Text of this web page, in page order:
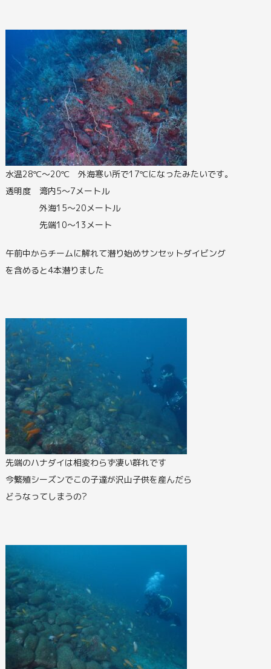
水温28℃〜20℃ 外海寒い所で17℃になったみたいです。
透明度 湾内5〜7メートル
外海15〜20メートル
先端10〜13メート
午前中からチームに解れて潜り始めサンセットダイビング
を含めると4本潜りました
先端のハナダイは相変わらず凄い群れです
今繁殖シーズンでこの子達が沢山子供を産んだら
どうなってしまうの?